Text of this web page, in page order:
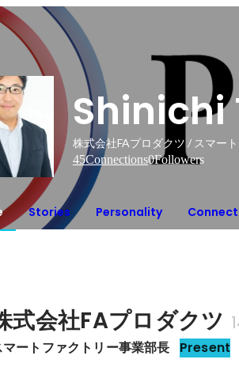
株式会社FAプロダクツ / スマー
45Connections0Followers
Stories Personality
式会社FAプロダクツ
マートファクトリー事業部長 Present